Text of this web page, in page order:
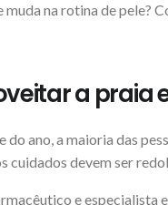
muda na rotina de pele?
a praia
do ano, a maioria das
cuidados devem ser
e especialista